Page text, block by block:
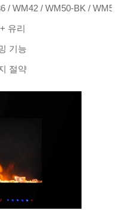
/ WM42 / WM50-BK /
유리
기능
절약